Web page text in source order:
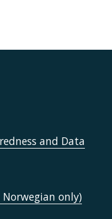
and Data
only)